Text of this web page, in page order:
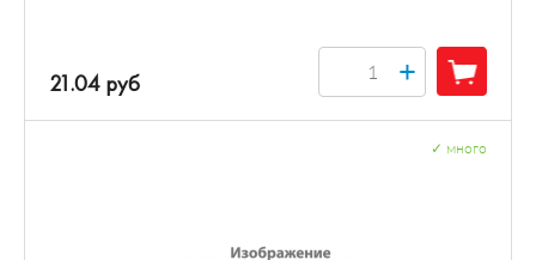
21.04 руб +
много